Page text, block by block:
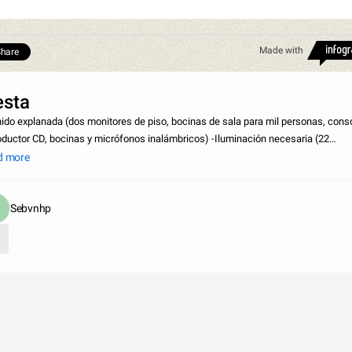
Made with
explanada (dos monitores de piso, bocinas de sala para mil personas,
CD, bocinas y micrófonos inalámbricos) -Iluminación necesaria (22
PAR 64 o lekos, dos blancos de dimmers, consola programable y cableado
more
Sebvnhp